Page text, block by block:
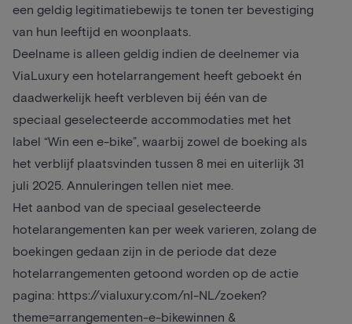
een geldig legitimatiebewijs te tonen ter bevestiging
van hun leeftijd en woonplaats.
Deelname is alleen geldig indien de deelnemer via
ViaLuxury een hotelarrangement heeft geboekt én
daadwerkelijk heeft verbleven bij één van de
speciaal geselecteerde accommodaties met het
label “Win een e-bike”, waarbij zowel de boeking als
het verblijf plaatsvinden tussen 8 mei en uiterlijk 31
juli 2025. Annuleringen tellen niet mee.
Het aanbod van de speciaal geselecteerde
hotelarangementen kan per week varieren, zolang de
boekingen gedaan zijn in de periode dat deze
hotelarrangementen getoond worden op de actie
pagina: https://vialuxury.com/nl-NL/zoeken?
theme=arrangementen-e-bikewinnen &